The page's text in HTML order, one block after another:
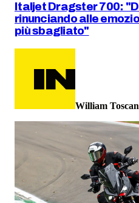
Italjet Dragster 700:
rinunciando alle
più sbagliato"
William